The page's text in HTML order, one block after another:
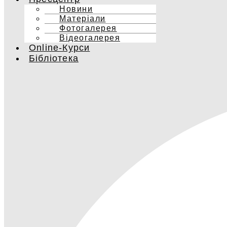
Новини
Матеріали
Фотогалерея
Відеогалерея
Online-Курси
Бібліотека